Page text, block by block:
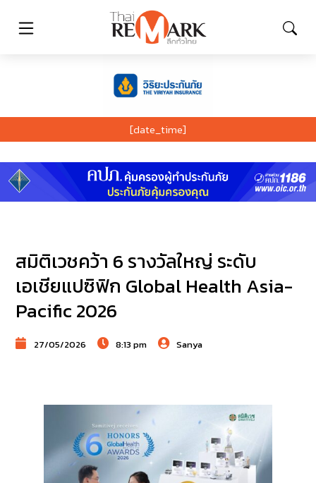
[date_time]
สมิติเวชคว้า 6 รางวัลใหญ่ ระดับ
เอเชียแปซิฟิก Global Health Asia-
Pacific 2026
27/05/2026 8:13 pm Sanya